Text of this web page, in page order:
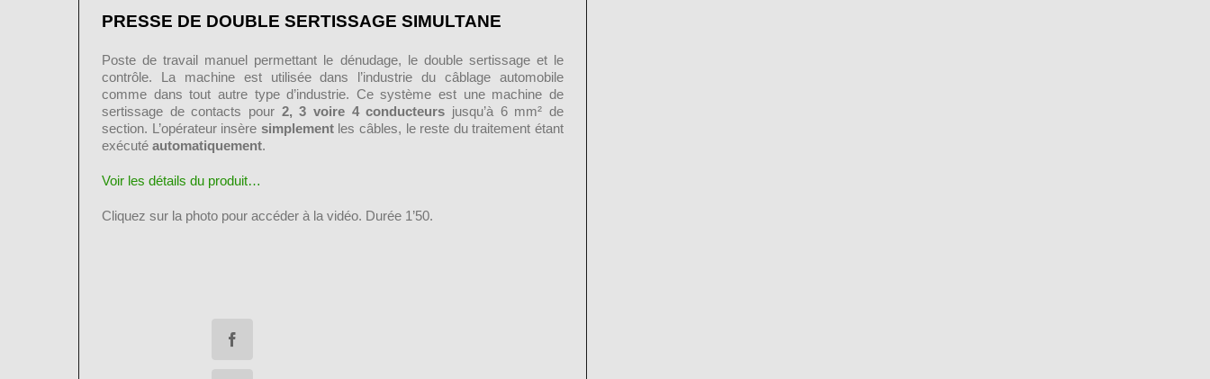
PRESSE DE DOUBLE SERTISSAGE SIMULTANE
Poste de travail manuel permettant le dénudage, le double sertissage et le
contrôle. La machine est utilisée dans l’industrie du câblage automobile
comme dans tout autre type d’industrie. Ce système est une machine de
sertissage de contacts pour 2, 3 voire 4 conducteurs jusqu’à 6 mm² de
section. L’opérateur insère simplementles câbles, le reste du traitement étant
exécuté automatiquement.
Voir les détails du produit…
Cliquez sur la photo pour accéder à la vidéo. Durée 1’50.